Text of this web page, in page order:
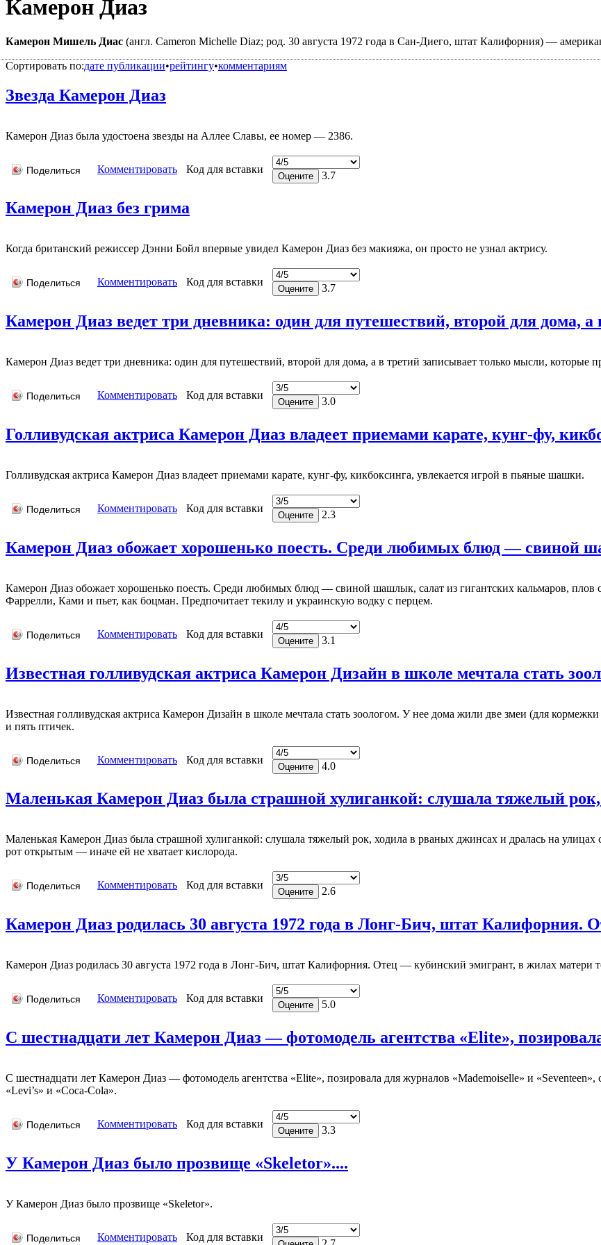
Камерон Диаз
Камерон Мишель Диас (англ. Cameron Michelle Diaz; род. 30 августа 1972 года в Сан-Диего, штат Калифорния) —
Сортировать по:дате публикации•рейтингу•комментариям
Звезда Камерон Диаз
Камерон Диаз была удостоена звезды на Аллее Славы, ее номер — 2386.
Поделиться Комментировать Код для вставки
3.7
Камерон Диаз без грима
Когда британский режиссер Дэнни Бойл впервые увидел Камерон Диаз без макияжа, он просто не узнал актрису.
Поделиться Комментировать Код для вставки
3.7
Камерон Диаз ведет три дневника: один для путешествий, второй для дома, а
Камерон Диаз ведет три дневника: один для путешествий, второй для дома, а в третий записывает только мысли, которые
Поделиться Комментировать Код для вставки
3.0
Голливудская актриса Камерон Диаз владеет приемами карате, кунг-фу,
Голливудская актриса Камерон Диаз владеет приемами карате, кунг-фу, кикбоксинга, увлекается игрой в пьяные шашки.
Поделиться Комментировать Код для вставки
2.3
Камерон Диаз обожает хорошенько поесть. Среди любимых блюд — свиной
Камерон Диаз обожает хорошенько поесть. Среди любимых блюд — свиной шашлык, салат из гигантских кальмаров, плов
Фаррелли, Ками и пьет, как боцман. Предпочитает текилу и украинскую водку с перцем.
Поделиться Комментировать Код для вставки
3.1
Известная голливудская актриса Камерон Дизайн в школе мечтала стать
Известная голливудская актриса Камерон Дизайн в школе мечтала стать зоологом. У нее дома жили две змеи (для
и пять птичек.
Поделиться Комментировать Код для вставки
4.0
Маленькая Камерон Диаз была страшной хулиганкой: слушала тяжелый
Маленькая Камерон Диаз была страшной хулиганкой: слушала тяжелый рок, ходила в рваных джинсах и дралась на
рот открытым — иначе ей не хватает кислорода.
Поделиться Комментировать Код для вставки
2.6
Камерон Диаз родилась 30 августа 1972 года в Лонг-Бич, штат Калифорния.
Камерон Диаз родилась 30 августа 1972 года в Лонг-Бич, штат Калифорния. Отец — кубинский эмигрант, в жилах матери
Поделиться Комментировать Код для вставки
5.0
С шестнадцати лет Камерон Диаз — фотомодель агентства «Elite»,
С шестнадцати лет Камерон Диаз — фотомодель агентства «Elite», позировала для журналов «Mademoiselle» и
«Levi’s» и «Coca-Cola».
Поделиться Комментировать Код для вставки
3.3
У Камерон Диаз было прозвище «Skeletor»....
У Камерон Диаз было прозвище «Skeletor».
Поделиться Комментировать Код для вставки